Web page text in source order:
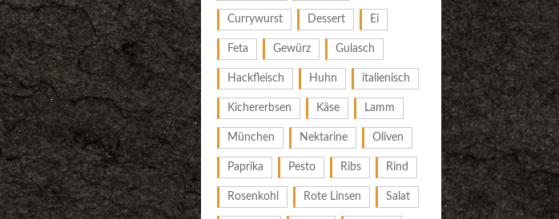
Currywurst Dessert Ei
Feta Gewürz Gulasch
Hackfleisch Huhn italienisch
Kichererbsen Käse Lamm
München Nektarine Oliven
Paprika Pesto Ribs Rind
Rosenkohl Rote Linsen Salat